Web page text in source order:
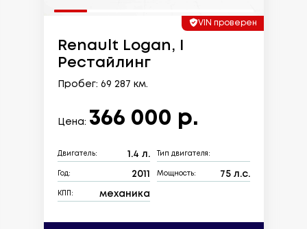
VIN проверен
Renault Logan, I
Рестайлинг
Пробег: 69 287 км.
Цена: 366 000 р.
Двигатель: 1.4 л. Тип двигателя:
Год: 2011 Мощность: 75 л.с.
КПП: механика